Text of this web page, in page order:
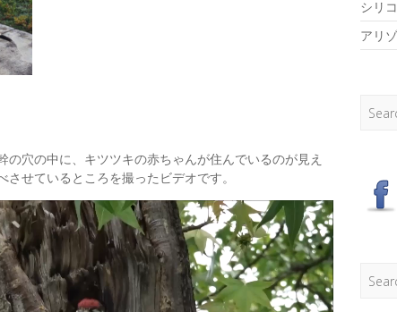
穴の中に、キツツキの赤ちゃんが住んでいるのが見え
せているところを撮ったビデオです。
シリ
アリ